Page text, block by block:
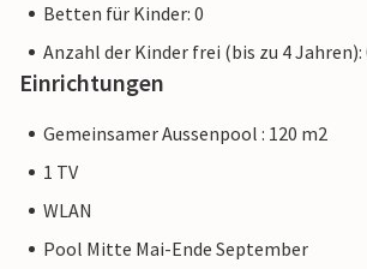
Betten für Kinder: 0
Anzahl der Kinder frei (bis zu 4 Jahren):
Einrichtungen
Gemeinsamer Aussenpool : 120 m2
1 TV
WLAN
Pool Mitte Mai-Ende September